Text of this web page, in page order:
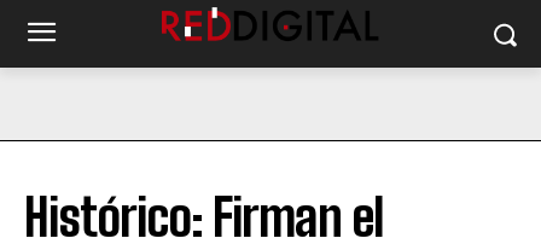
Histórico: Firman el